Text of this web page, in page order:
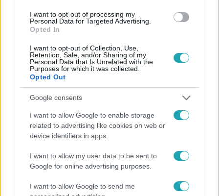
I want to opt-out of processing my
Personal Data for Targeted Advertising.
Opted In
I want to opt-out of Collection, Use,
Retention, Sale, and/or Sharing of my
Personal Data that Is Unrelated with the
Purposes for which it was collected.
Opted Out
Google consents
I want to allow Google to enable storage
related to advertising like cookies on web or
device identifiers in apps.
I want to allow my user data to be sent to
Google for online advertising purposes.
I want to allow Google to send me
HÍRADÓ # ADÁSRÉSZLETEK #KORONAVÍRUS
RTL #STATISZTIKA #FERENCI TAMÁS
Népszerű